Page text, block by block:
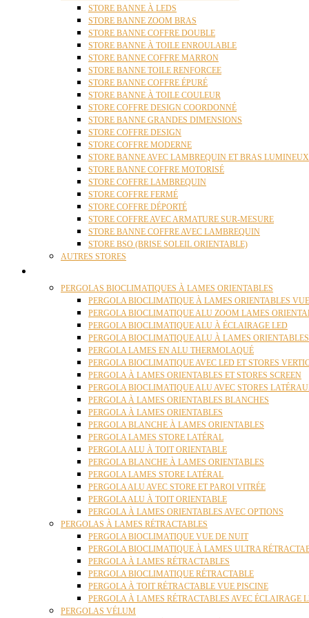
STORE BANNE À LEDS
STORE BANNE ZOOM BRAS
STORE BANNE COFFRE DOUBLE
STORE BANNE À TOILE ENROULABLE
STORE BANNE COFFRE MARRON
STORE BANNE TOILE RENFORCEE
STORE BANNE COFFRE ÉPURÉ
STORE BANNE À TOILE COULEUR
STORE COFFRE DESIGN COORDONNÉ
STORE BANNE GRANDES DIMENSIONS
STORE COFFRE DESIGN
STORE COFFRE MODERNE
STORE BANNE AVEC LAMBREQUIN ET BRAS LUMINEUX
STORE BANNE COFFRE MOTORISÉ
STORE COFFRE LAMBREQUIN
STORE COFFRE FERMÉ
STORE COFFRE DÉPORTÉ
STORE COFFRE AVEC ARMATURE SUR-MESURE
STORE BANNE COFFRE AVEC LAMBREQUIN
STORE BSO (BRISE SOLEIL ORIENTABLE)
AUTRES STORES
PERGOLAS BIOCLIMATIQUES À LAMES ORIENTABLES
PERGOLA BIOCLIMATIQUE À LAMES ORIENTABLES
PERGOLA BIOCLIMATIQUE ALU ZOOM LAMES
PERGOLA BIOCLIMATIQUE ALU À ÉCLAIRAGE LED
PERGOLA BIOCLIMATIQUE ALU À LAMES
PERGOLA LAMES EN ALU THERMOLAQUÉ
PERGOLA BIOCLIMATIQUE AVEC LED ET STORES
PERGOLA À LAMES ORIENTABLES ET STORES SCREEN
PERGOLA BIOCLIMATIQUE ALU AVEC STORES
PERGOLA À LAMES ORIENTABLES BLANCHES
PERGOLA À LAMES ORIENTABLES
PERGOLA BLANCHE À LAMES ORIENTABLES
PERGOLA LAMES STORE LATÉRAL
PERGOLA ALU À TOIT ORIENTABLE
PERGOLA BLANCHE À LAMES ORIENTABLES
PERGOLA LAMES STORE LATÉRAL
PERGOLA ALU AVEC STORE ET PAROI VITRÉE
PERGOLA ALU À TOIT ORIENTABLE
PERGOLA À LAMES ORIENTABLES AVEC OPTIONS
PERGOLAS À LAMES RÉTRACTABLES
PERGOLA BIOCLIMATIQUE VUE DE NUIT
PERGOLA BIOCLIMATIQUE À LAMES ULTRA
PERGOLA À LAMES RÉTRACTABLES
PERGOLA BIOCLIMATIQUE RÉTRACTABLE
PERGOLA À TOIT RÉTRACTABLE VUE PISCINE
PERGOLA À LAMES RÉTRACTABLES AVEC ÉCLAIRAGE
PERGOLAS VÉLUM